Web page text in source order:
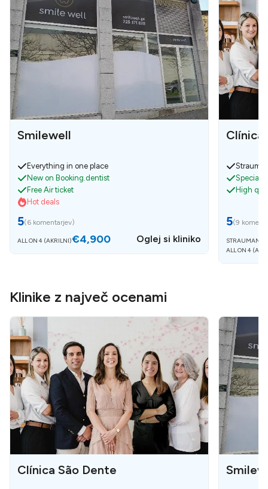
Smilewell
Everything in one place
New on Booking.dentist
Free Air ticket
Hot deals
5(6 komentarjev)
ALL ON 4 (AKRILNI)€4,900 Oglej si kliniko
Clínica
High
5(9
STRAUMANN
ALL ON 4
Klinike z največ ocenami
Clínica São Dente